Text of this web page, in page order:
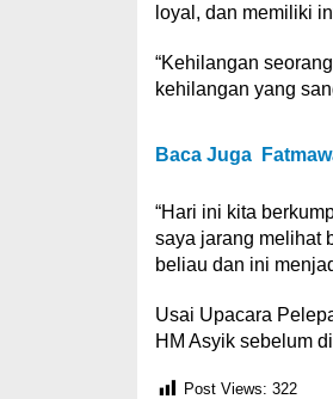
loyal, dan memiliki
“Kehilangan
kehilangan yang
Baca Juga
“Hari ini kita
saya jarang melihat
beliau dan ini
Usai Upacara
HM Asyik sebelum
Post Views: 322